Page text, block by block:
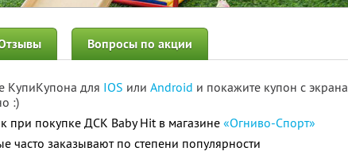
Вопросы по акции
КупиКупона для IOS или Android и покажите купон с экрана
:)
при покупке ДСК Baby Hit в магазине «Огниво-Спорт»
часто заказывают по степени популярности